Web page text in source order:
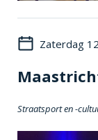
Zaterdag
Straatsport en -